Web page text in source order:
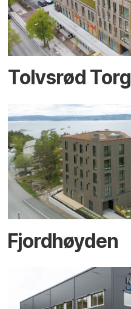
Tolvsrød Torg
Fjordhøyden